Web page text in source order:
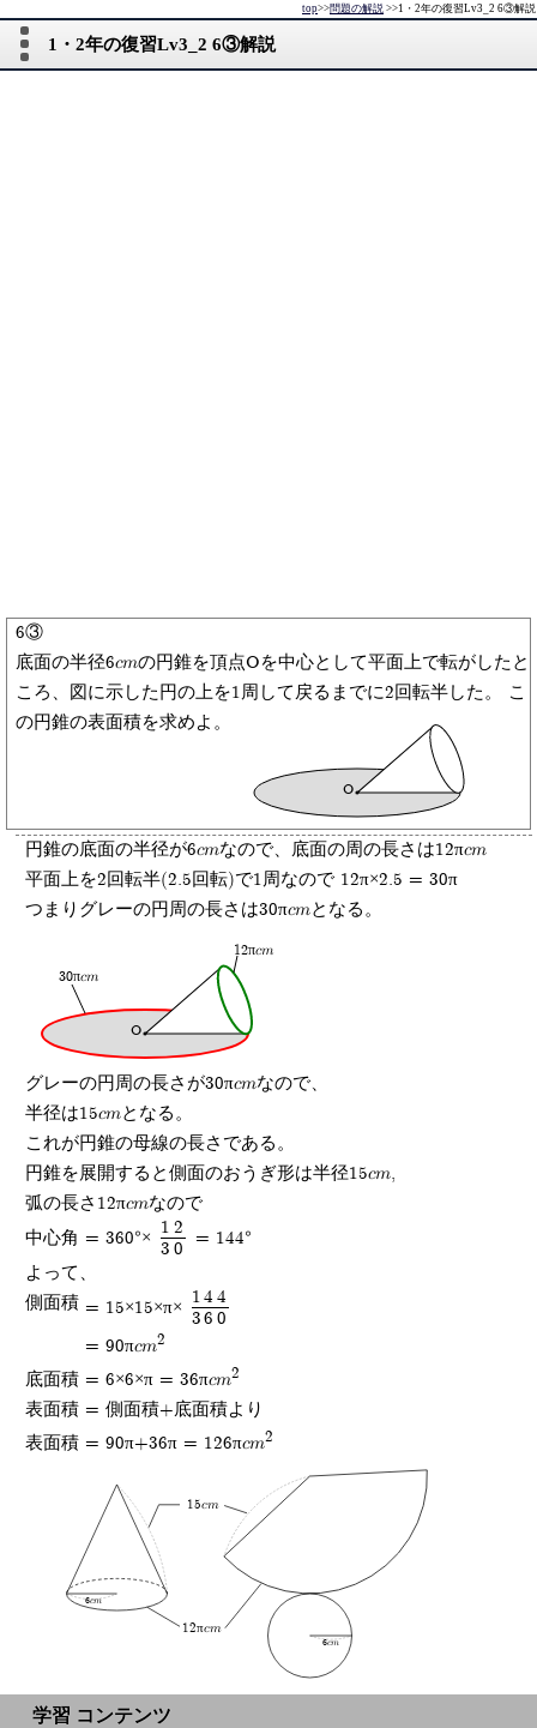
1・2年の復習Lv3_2 6③解説
top>>問題の解説 >>1・2年の復習Lv3_2 6③解説
6③
底面の半径6cmの円錐を頂点Oを中心として平面上で転がしたと
ころ、図に示した円の上を1周して戻るまでに2回転半した。 こ
の円錐の表面積を求めよ。
O
円錐の底面の半径が6cmなので、底面の周の長さは12πcm
平面上を2回転半(2.5回転)で1周なので 12π×2.5 = 30π
つまりグレーの円周の長さは30πcmとなる。
O
12πcm
30πcm
グレーの円周の長さが30πcmなので、
半径は15cmとなる。
これが円錐の母線の長さである。
円錐を展開すると側面のおうぎ形は半径15cm,
弧の長さ12πcmなので
中心角 = 360°×
12
30
= 144°
よって、
側面積 = 15×15×π×
144
360
= 90πcm2
底面積 = 6×6×π = 36πcm2
表面積 = 側面積+底面積より
表面積 = 90π+36π = 126πcm2
6cm
15cm
12πcm
6cm
学習 コンテンツ